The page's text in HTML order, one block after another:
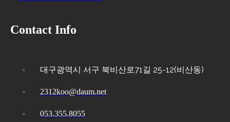
Contact Info
대구광역시 서구 북비산로71길 25-12(비산동)
2312koo@daum.net
053.355.8055